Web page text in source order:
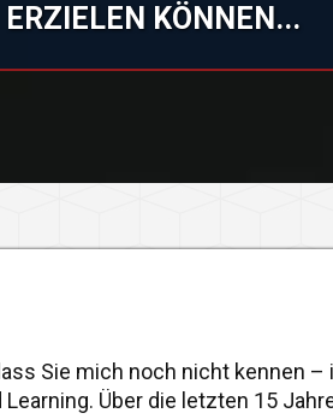
RZIELEN KÖNNEN...
Sie mich noch nicht kennen
Über die letzten 15